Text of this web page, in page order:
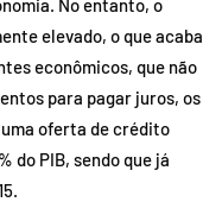
No entanto, o
elevado, o que acaba
econômicos, que não
para pagar juros, os
oferta de crédito
do PIB, sendo que já